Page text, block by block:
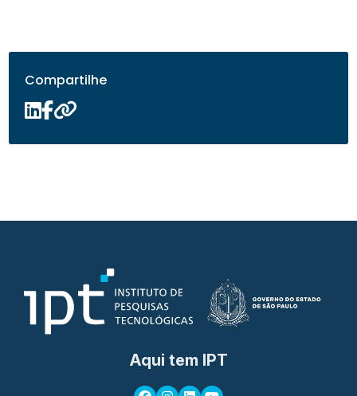
Compartilhe
Aqui tem IPT